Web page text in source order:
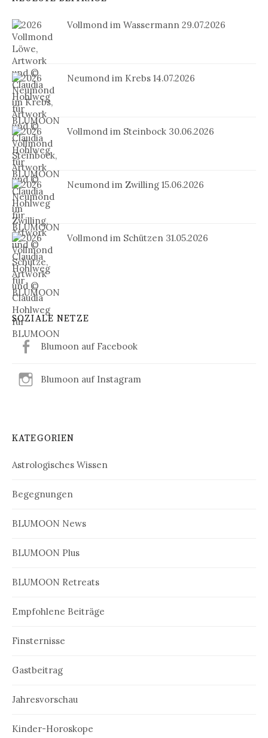
Vollmond im Wassermann 29.07.2026
Neumond im Krebs 14.07.2026
Vollmond im Steinbock 30.06.2026
Neumond im Zwilling 15.06.2026
Vollmond im Schützen 31.05.2026
SOZIALE NETZE
Blumoon auf Facebook
Blumoon auf Instagram
KATEGORIEN
Astrologisches Wissen
Begegnungen
BLUMOON News
BLUMOON Plus
BLUMOON Retreats
Empfohlene Beiträge
Finsternisse
Gastbeitrag
Jahresvorschau
Kinder-Horoskope